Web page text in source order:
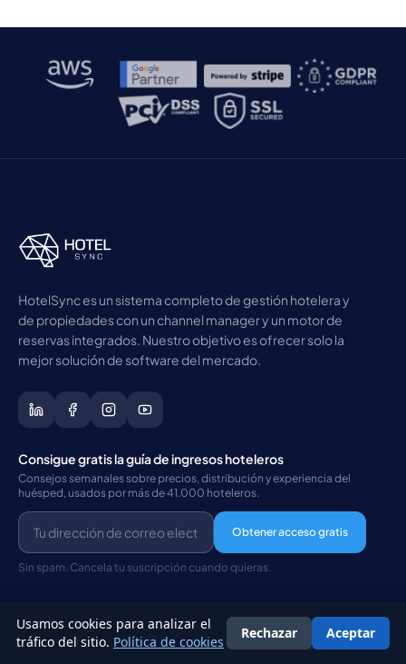
HotelSync es un sistema completo de gestión hotelera y
de propiedades con un channel manager y un motor de
reservas integrados. Nuestro objetivo es ofrecer solo la
mejor solución de software del mercado.
Consigue gratis la guía de ingresos hoteleros
Consejos semanales sobre precios, distribución y experiencia del
huésped, usados por más de 41.000 hoteleros.
Obtener acceso gratis
Sin spam. Cancela tu suscripción cuando quieras.
Usamos cookies para analizar el
tráfico del sitio. Política de cookies
Rechazar Aceptar
Español